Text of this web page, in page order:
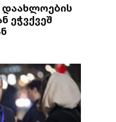
დაახლოების
ეჭვქვეშ